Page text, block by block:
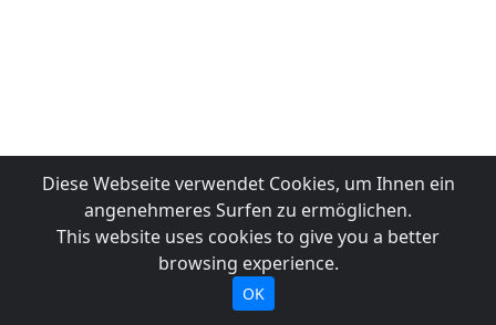
Diese Webseite verwendet Cookies, um Ihnen ein
angenehmeres Surfen zu ermöglichen.
This website uses cookies to give you a better
browsing experience.
OK